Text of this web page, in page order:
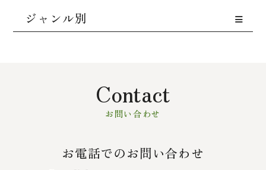
ジャンル別
Contact
お問い合わせ
お電話でのお問い合わせ